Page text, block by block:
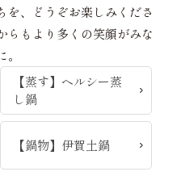
を、どうぞお楽しみくださ
らもより多くの笑顔がみな
【蒸す】ヘルシー蒸
し鍋
【鍋物】伊賀土鍋